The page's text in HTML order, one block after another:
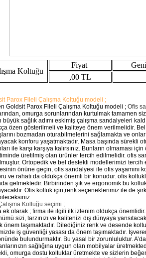
Koltuğu
Fiyat
,00 TL
Parox Fileli Çalışma Koltuğu modeli ;
Goldsit Parox Fileli Çalışma Koltuğu modeli ; Ofis
omurga sorunlarından kurtulmak tamamen
büyük sağlık adımı eskimiş çalışma sandalyeleri
özen gösterilmeli ve kaliteye önem verilmelidir. Bel
bozmadan oturabilmelerini sağlamakta ve
konforu yaşatmaktadır. Masa başında sürekli
ile karşı karşıya kalırsınız. Bunların olmaması
üretilmiş olan ürünler tercih edilmelidir. ofis
Ortopedik ve bel destekli modellerimizi tercih
önüne geçin, ofis sandalyesi ile ofis yaşamını
ve rahatı da oldukça önemli bir konudur. ofis
gelmektedir. Birbirinden şık ve ergonomik bu
Ofis koltuk için;renk seçeneklerimiz ile de
Koltuğu seçimi ;
ek olarak ; firma ile ilgili ilk izlenim oldukça önemlidir.
sizi, tarzınızı ve kalitenizi dış dünyaya
önem taşımaktadır. Dilediğiniz renk ve desende
iş güvenliği yasası da önem taşımaktadır.
bulundurmaktır. Bu yasal bir zorunluluktur.
sağlığına uygun olan mobilyalar
omurga dostu koltuklar üretmekte ve sizlerin